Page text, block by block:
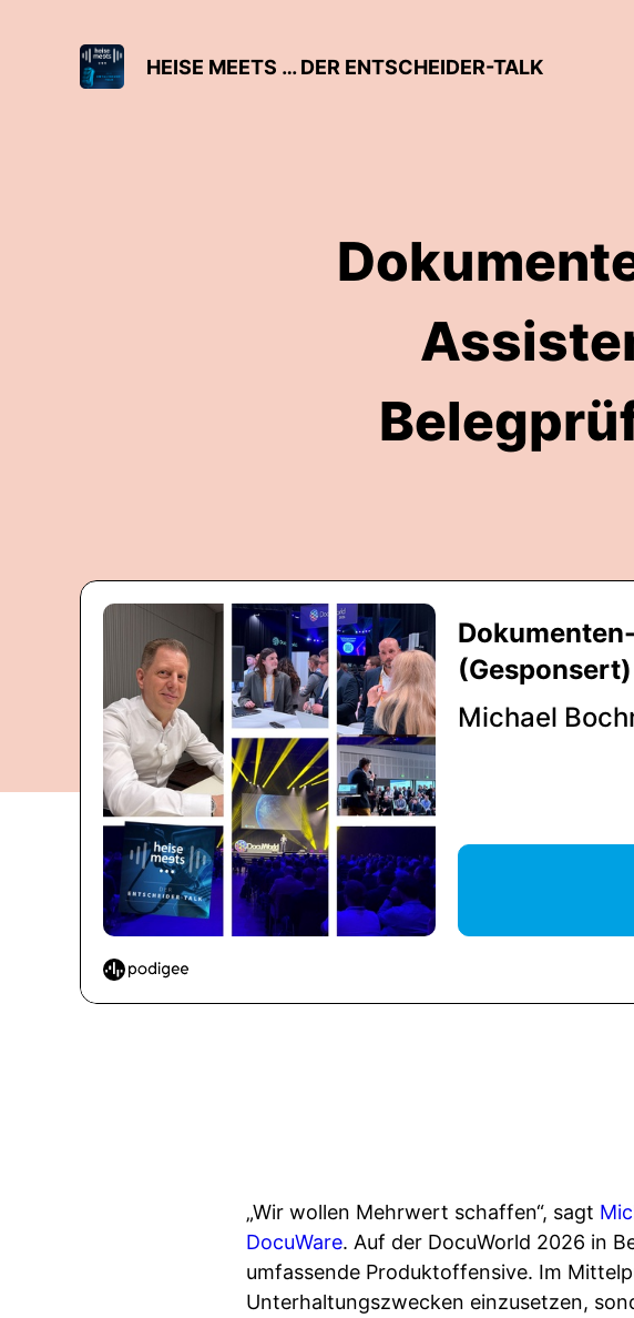
HEISE MEETS … DER ENTSCHEIDER-TALK
„Wir wollen Mehrwert schaffen“, sagt
DocuWare. Auf der DocuWorld 2026 in
umfassende Produktoffensive. Im
Unterhaltungszwecken einzusetzen,